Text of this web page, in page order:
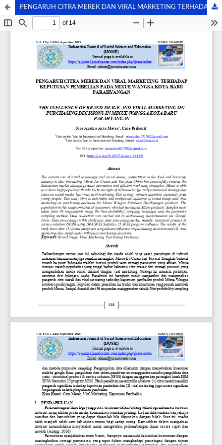
PENGARUH CITRA MEREK DAN VIRAL MARKETING TERHADAP KEPUTUSAN PEMBELIAN PADA MIXUE WANGSA KOTA BARU PARAHYANGAN